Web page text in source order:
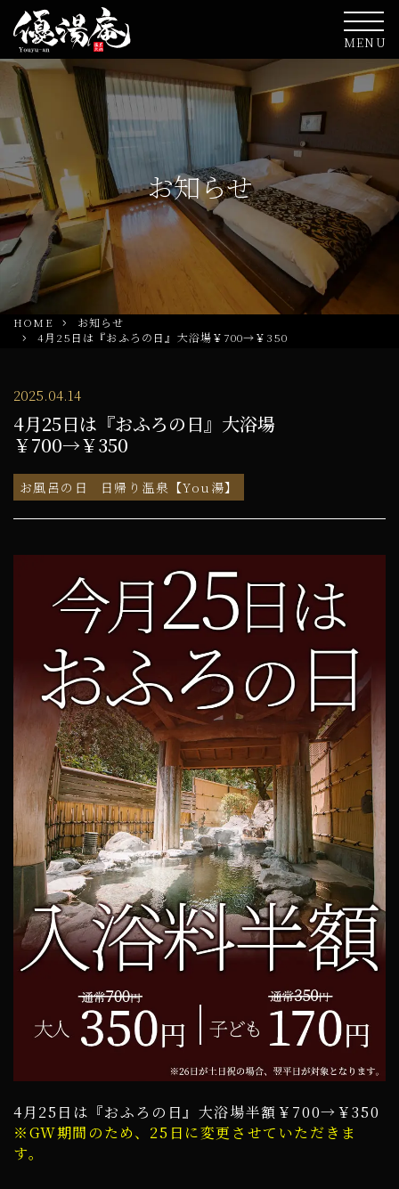
MENU
お知らせ
HOME
お知らせ
4月25日は『おふろの日』大浴場￥700→￥350
2025.04.14
4月25日は『おふろの日』大浴場
￥700→￥350
お風呂の日 日帰り温泉【You湯】
4月25日は『おふろの日』大浴場半額￥700→￥350
※GW期間のため、25日に変更させていただきま
す。